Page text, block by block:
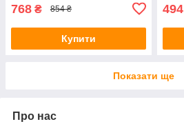
768 ₴ 854 ₴
Купити
494
Показати ще
Про нас